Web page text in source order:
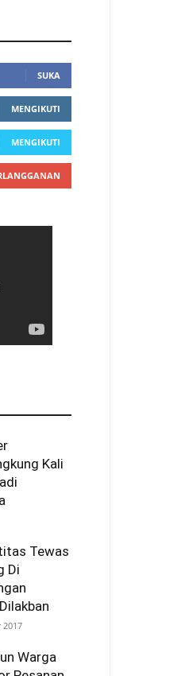
SUKA
MENGIKUTI
MENGIKUTI
Kali
Tewas
Di
2017
Warga